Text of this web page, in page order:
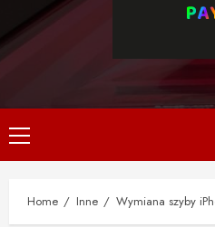
Primary
Menu
Home Inne Wymiana szyby